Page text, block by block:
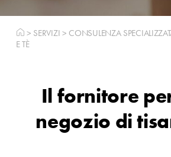
> SERVIZI > CONSULENZA
E TÈ
Il fornitore
negozio di